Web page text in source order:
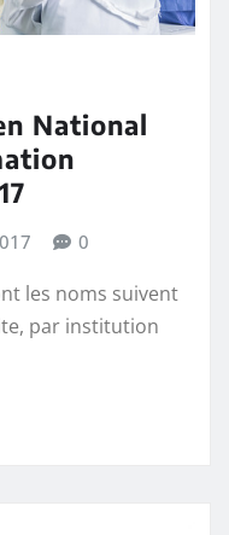
National
0
les noms suivent
par institution